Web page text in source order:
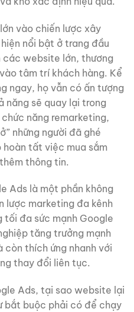
vào chiến lược xây
nổi bật ở trang đầu
website lớn, thương
tâm trí khách hàng. Kể
ngay, họ vẫn có ấn tượng
năng sẽ quay lại trong
năng remarketing,
những người đã ghé
tất việc mua sắm
thông tin.
Ads là một phần không
lược marketing đa kênh
tối đa sức mạnh Google
tăng trưởng mạnh
còn thích ứng nhanh với
thay đổi liên tục.
Ads, tại sao website lại
bắt buộc phải có để chạy